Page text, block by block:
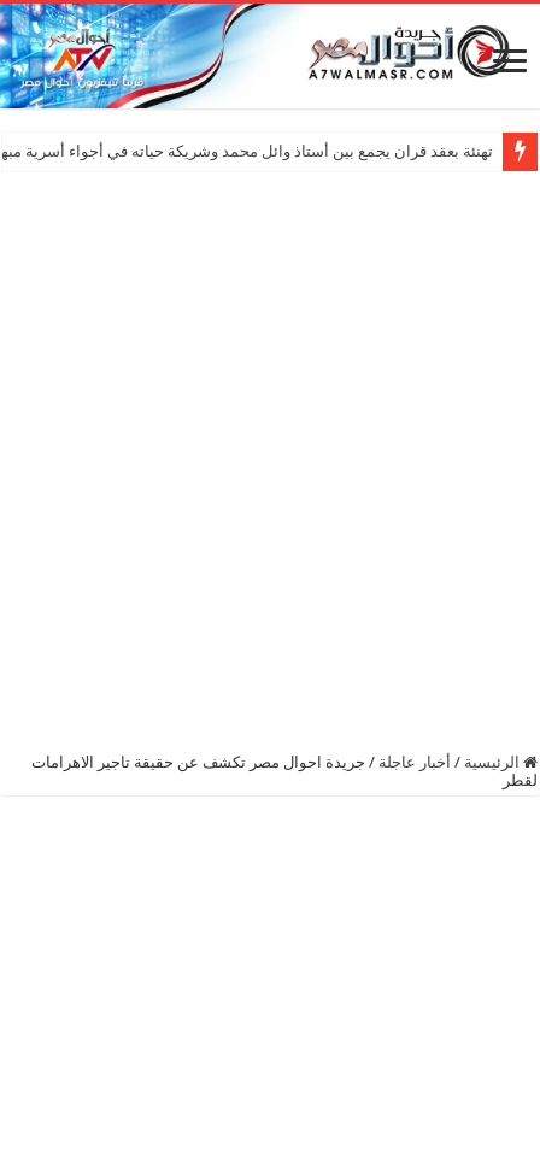
تهنئة بعقد قران يجمع بين أستاذ وائل محمد وشريكة حياته في أجواء أسرية
لأول مرة… أداب المنضورة تطلق نشرة أخبار بـ”الذكاء الاصطناعي”
الرئيسية / أخبار عاجلة / جريدة احوال مصر تكشف عن حقيقة تاجير الاهرامات
لقطر